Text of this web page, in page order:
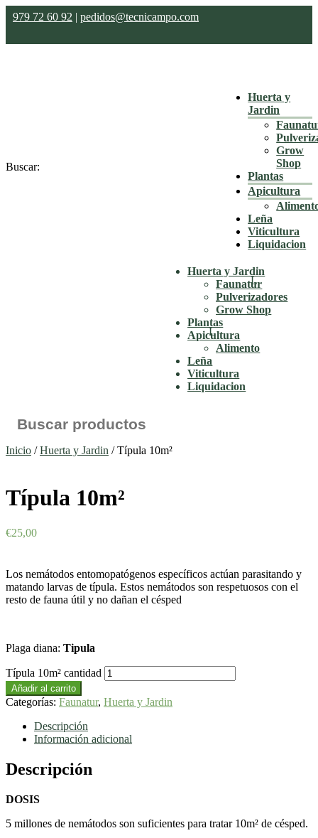
979 72 60 92 | pedidos@tecnicampo.com
Huerta y
Jardin
Grow
Shop
Plantas
Apicultura
Leña
Viticultura
Liquidacion
Huerta y Jardin
Faunatur
Pulverizadores
Grow Shop
Plantas
Apicultura
Alimento
Leña
Viticultura
Liquidacion
Buscar:
Inicio /Huerta y Jardin / Típula 10m²
Típula 10m²
€25,00
Los nemátodos entomopatógenos específicos actúan parasitando y
matando larvas de típula. Estos nemátodos son respetuosos con el
resto de fauna útil y no dañan el césped
Plaga diana: Tipula
Típula 10m² cantidad
Añadir al carrito
Categorías: Faunatur, Huerta y Jardin
Descripción
Información adicional
Descripción
DOSIS
5 millones de nemátodos son suficientes para tratar 10m² de césped.